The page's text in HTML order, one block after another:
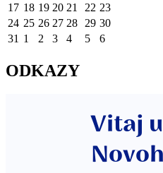
17 18 19 20 21 22 23
24 25 26 27 28 29 30
31 1 2 3 4 5 6
ODKAZY